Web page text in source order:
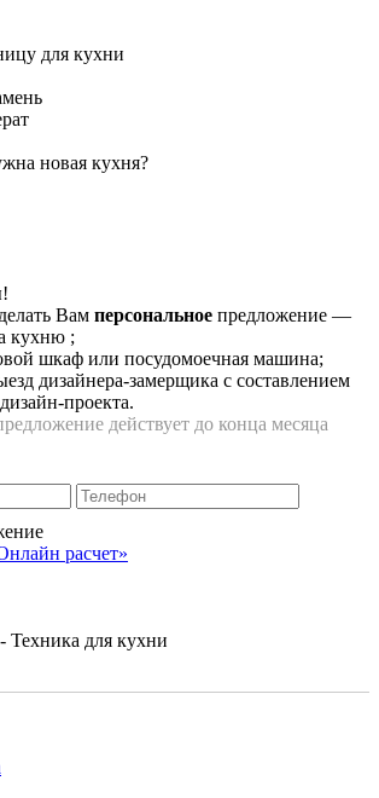
для кухни
новая кухня?
Вам персональное предложение —
кухню ;
шкаф или посудомоечная машина;
дизайнера-замерщика с составлением
проекта.
действует до конца месяца
расчет»
- Техника для кухни